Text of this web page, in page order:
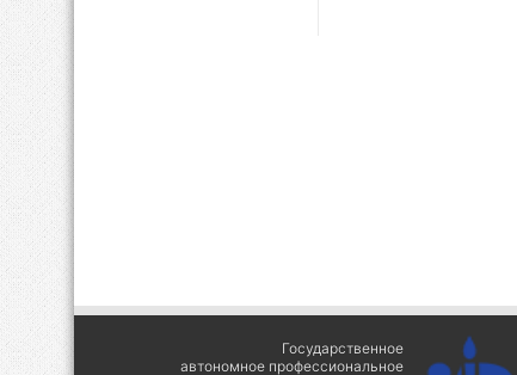
Государственное
автономное профессиональное